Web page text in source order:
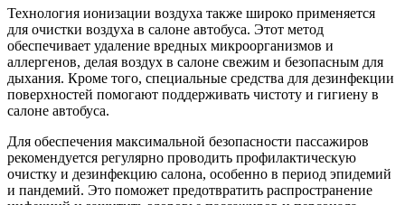
Технология ионизации воздуха также широко применяется
для очистки воздуха в салоне автобуса. Этот метод
обеспечивает удаление вредных микроорганизмов и
аллергенов, делая воздух в салоне свежим и безопасным для
дыхания. Кроме того, специальные средства для дезинфекции
поверхностей помогают поддерживать чистоту и гигиену в
салоне автобуса.
Для обеспечения максимальной безопасности пассажиров
рекомендуется регулярно проводить профилактическую
очистку и дезинфекцию салона, особенно в период эпидемий
и пандемий. Это поможет предотвратить распространение